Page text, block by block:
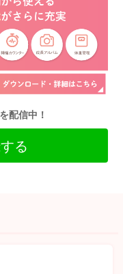
配信中！
る